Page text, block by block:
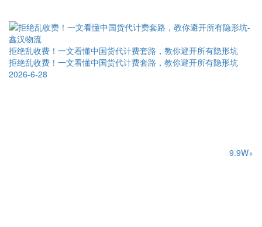
拒绝乱收费！一文看懂中国货代计费套路，教你避开所有隐形坑
拒绝乱收费！一文看懂中国货代计费套路，教你避开所有隐形坑
2026-6-28
9.9W+